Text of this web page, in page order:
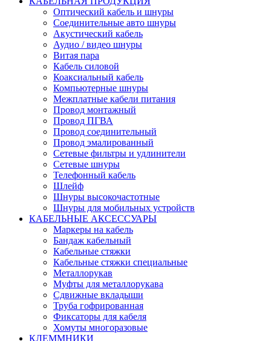
Оптический кабель и шнуры
Соединительные авто шнуры
Акустический кабель
Аудио / видео шнуры
Витая пара
Кабель силовой
Коаксиальный кабель
Компьютерные шнуры
Межплатные кабели питания
Провод монтажный
Провод ПГВА
Провод соединительный
Провод эмалированный
Сетевые фильтры и удлинители
Сетевые шнуры
Телефонный кабель
Шлейф
Шнуры высокочастотные
Шнуры для мобильных устройств
КАБЕЛЬНЫЕ АКСЕССУАРЫ
Маркеры на кабель
Бандаж кабельный
Кабельные стяжки
Кабельные стяжки специальные
Металлорукав
Муфты для металлорукава
Сдвижные вкладыши
Труба гофрированная
Фиксаторы для кабеля
Хомуты многоразовые
КЛЕММНИКИ